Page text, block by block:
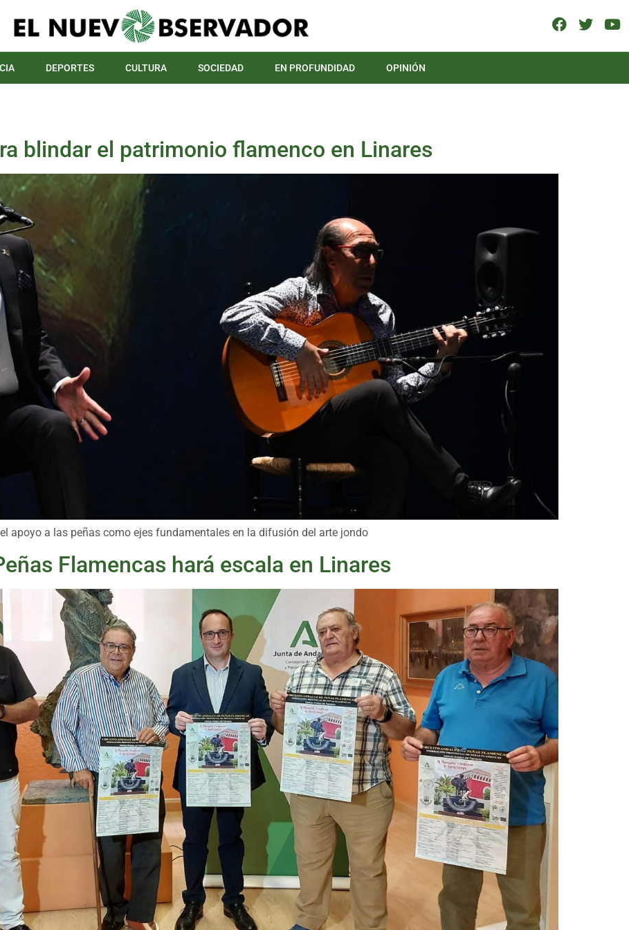
DEPORTES CULTURA SOCIEDAD EN PROFUNDIDAD OPINIÓN
blindar el patrimonio flamenco en Linares
apoyo a las peñas como ejes fundamentales en la difusión del arte jondo
Flamencas hará escala en Linares